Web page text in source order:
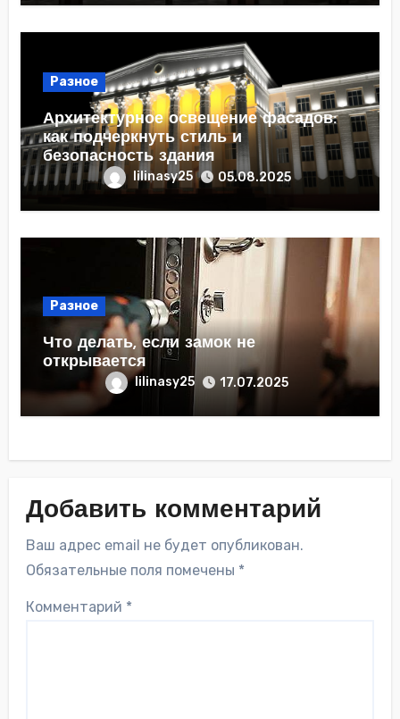
Разное
Архитектурное освещение фасадов:
как подчеркнуть стиль и
безопасность здания
lilinasy25 05.08.2025
Разное
Что делать, если замок не
открывается
lilinasy25 17.07.2025
Добавить комментарий
Ваш адрес email не будет опубликован.
Обязательные поля помечены *
Комментарий *